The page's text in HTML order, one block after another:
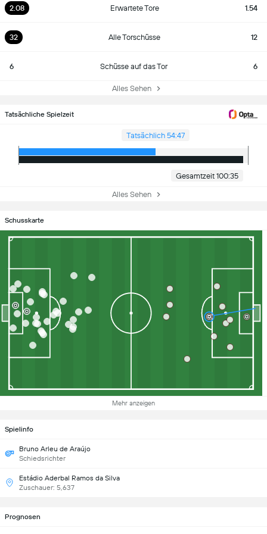
2.08 Erwartete Tore 1.54
32 Alle Torschüsse 12
6 Schüsse auf das Tor 6
Alles Sehen
Tatsächliche Spielzeit
Tatsächlich 54:47
Gesamtzeit 100:35
Alles Sehen
Schusskarte
Mehr anzeigen
Spielinfo
Bruno Arleu de Araújo
Schiedsrichter
Estádio Aderbal Ramos da Silva
Zuschauer: 5,637
Prognosen